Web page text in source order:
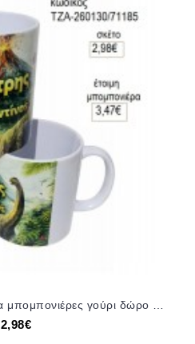
ΔΕΙΝΟΣΑΥΡΟΙ ΚΟΥΠΑ για μπομπονιέρες γούρι δώρο ΤΖΑ-260130/71185 2.98€!!!
2,98€